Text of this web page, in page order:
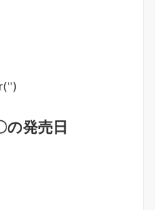
')
の発売日